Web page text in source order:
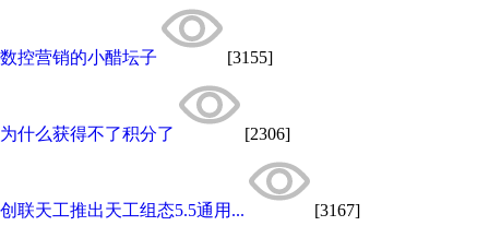
数控营销的小醋坛子 [3155]
为什么获得不了积分了 [2306]
创联天工推出天工组态5.5通用... [3167]